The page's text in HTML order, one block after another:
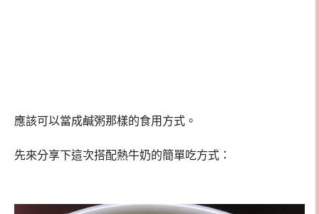
應該可以當成鹹粥那樣的食用方式。
先來分享下這次搭配熱牛奶的簡單吃方式：